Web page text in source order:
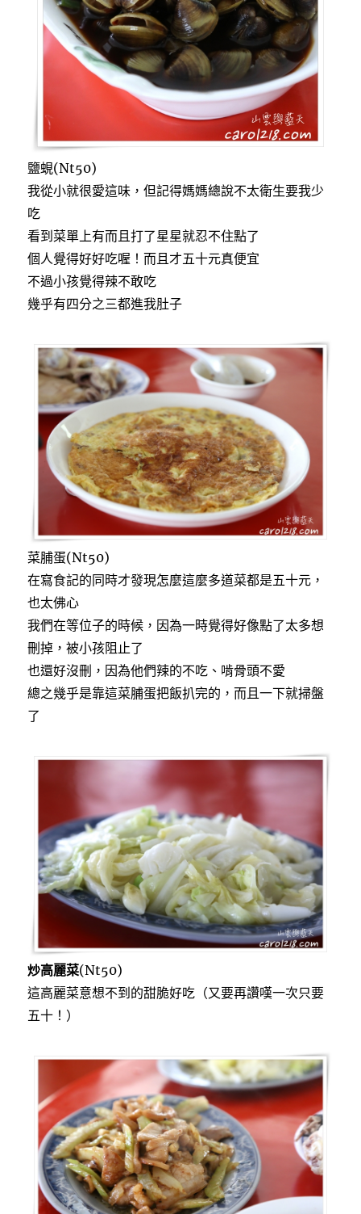
鹽蜆(Nt50)
我從小就很愛這味，但記得媽媽總說不太衛生要我少
吃
看到菜單上有而且打了星星就忍不住點了
個人覺得好好吃喔！而且才五十元真便宜
不過小孩覺得辣不敢吃
幾乎有四分之三都進我肚子
菜脯蛋(Nt50)
在寫食記的同時才發現怎麼這麼多道菜都是五十元，
也太佛心
我們在等位子的時候，因為一時覺得好像點了太多想
刪掉，被小孩阻止了
也還好沒刪，因為他們辣的不吃、啃骨頭不愛
總之幾乎是靠這菜脯蛋把飯扒完的，而且一下就掃盤
了
炒高麗菜(Nt50)
這高麗菜意想不到的甜脆好吃（又要再讚嘆一次只要
五十！）